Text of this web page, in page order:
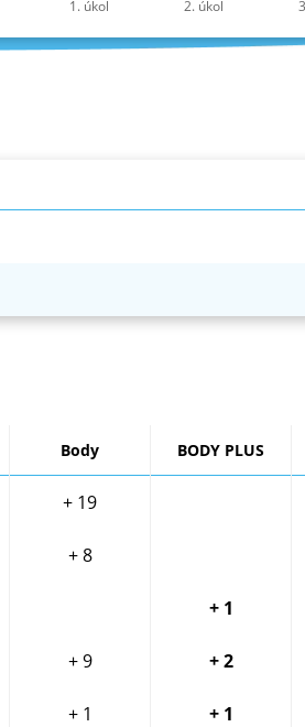
Body BODY PLUS
+ 19
+ 8
+ 1
+ 9
+ 2
+ 1
+ 1